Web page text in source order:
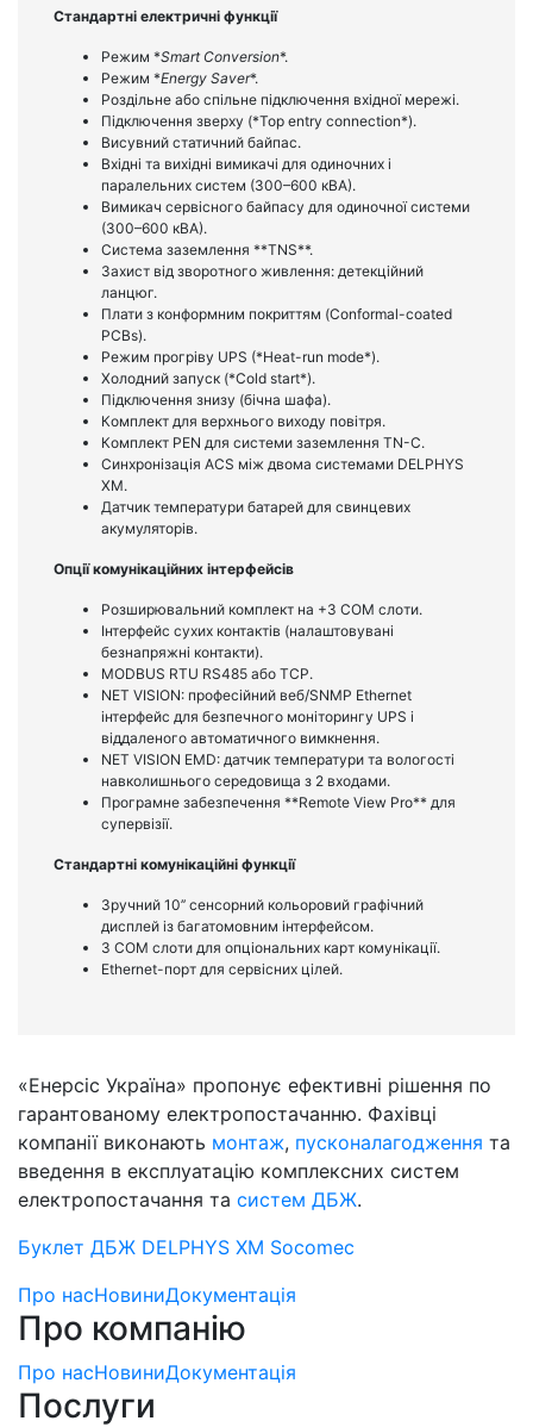
Стандартні електричні функції
Режим *Smart Conversion*.
Режим *Energy Saver*.
Роздільне або спільне підключення вхідної мережі.
Підключення зверху (*Top entry connection*).
Висувний статичний байпас.
Вхідні та вихідні вимикачі для одиночних і
паралельних систем (300–600 кВА).
Вимикач сервісного байпасу для одиночної системи
(300–600 кВА).
Система заземлення **TNS**.
Захист від зворотного живлення: детекційний
ланцюг.
Плати з конформним покриттям (Conformal-coated
PCBs).
Режим прогріву UPS (*Heat-run mode*).
Холодний запуск (*Cold start*).
Підключення знизу (бічна шафа).
Комплект для верхнього виходу повітря.
Комплект PEN для системи заземлення TN-C.
Синхронізація ACS між двома системами DELPHYS
XM.
Датчик температури батарей для свинцевих
акумуляторів.
Опції комунікаційних інтерфейсів
Розширювальний комплект на +3 COM слоти.
Інтерфейс сухих контактів (налаштовувані
безнапряжні контакти).
MODBUS RTU RS485 або TCP.
NET VISION: професійний веб/SNMP Ethernet
інтерфейс для безпечного моніторингу UPS і
віддаленого автоматичного вимкнення.
NET VISION EMD: датчик температури та вологості
навколишнього середовища з 2 входами.
Програмне забезпечення **Remote View Pro** для
супервізії.
Стандартні комунікаційні функції
Зручний 10’’ сенсорний кольоровий графічний
дисплей із багатомовним інтерфейсом.
3 COM слоти для опціональних карт комунікації.
Ethernet-порт для сервісних цілей.
«Енерсіс Україна» пропонує ефективні рішення по
гарантованому електропостачанню. Фахівці
компанії виконають монтаж, пусконалагодження та
введення в експлуатацію комплексних систем
електропостачання та систем ДБЖ.
Буклет ДБЖ DELPHYS XM Socomec
Про насНовиниДокументація
Про компанію
Про насНовиниДокументація
Послуги